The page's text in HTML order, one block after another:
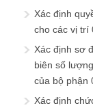
Xác định
cho các vị trí
Xác định sơ
biên số
của bộ phận
Xác định